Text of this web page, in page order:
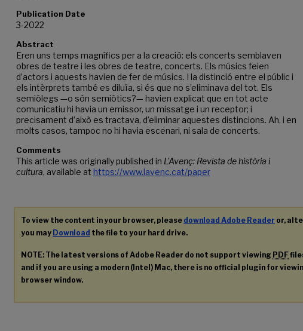
Publication Date
3-2022
Abstract
Eren uns temps magnífics per a la creació: els concerts semblaven
obres de teatre i les obres de teatre, concerts. Els músics feien
d’actors i aquests havien de fer de músics. I la distinció entre el públic i
els intèrprets també es diluïa, si és que no s’eliminava del tot. Els
semiòlegs —o són semiòtics?— havien explicat que en tot acte
comunicatiu hi havia un emissor, un missatge i un receptor; i
precisament d’això es tractava, d’eliminar aquestes distincions. Ah, i en
molts casos, tampoc no hi havia escenari, ni sala de concerts.
Comments
This article was originally published in L'Avenç: Revista de història i
cultura, available at https://www.lavenc.cat/paper
To view the content in your browser, please download Adobe Reader or,
you may Download the file to your hard drive.
NOTE: The latest versions of Adobe Reader do not support viewing PDF
and if you are using a modern (Intel) Mac, there is no official plugin for
browser window.